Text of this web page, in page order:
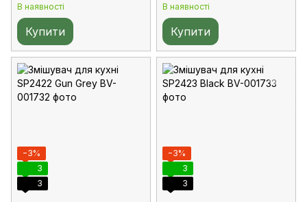
В наявності
Купити
В наявності
Купити
−3%
3
3
−3%
3
3